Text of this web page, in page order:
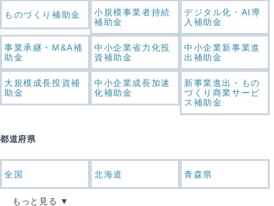
ものづくり補助金
小規模事業者持続
補助金
デジタル化・AI導
入補助金
事業承継・M&A補
助金
中小企業省力化投
資補助金
中小企業新事業進
出補助金
大規模成長投資補
助金
中小企業成長加速
化補助金
新事業進出・もの
づくり商業サービ
ス補助金
都道府県
全国 北海道 青森県
もっと見る